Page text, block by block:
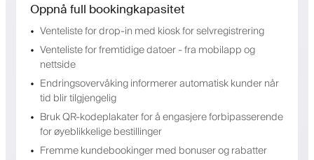
Oppnå full bookingkapasitet
Venteliste for drop-in med kiosk for selvregistrering
Venteliste for fremtidige datoer - fra mobilapp og
nettside
Endringsovervåking informerer automatisk kunder når
tid blir tilgjengelig
Bruk QR-kodeplakater for å engasjere forbipasserende
for øyeblikkelige bestillinger
Fremme kundebookinger med bonuser og rabatter